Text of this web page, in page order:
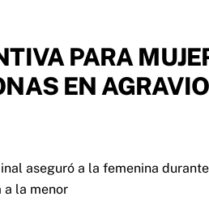
PARA
EN
aseguró a la femenina
a la menor